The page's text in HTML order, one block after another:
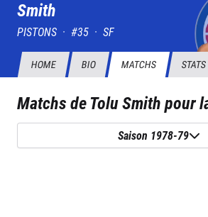
Smith
PISTONS · #35 · SF
HOME BIO MATCHS STATS
Matchs deTolu Smithpour
Saison 1978-79